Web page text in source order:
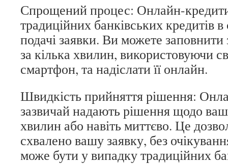
Спрощений процес: Онлайн-кредити
традиційних банківських кредитів
подачі заявки. Ви можете
за кілька хвилин, використовуючи
смартфон, та надіслати її онлайн.
Швидкість прийняття рішення:
зазвичай надають рішення щодо
хвилин або навіть миттєво. Це
схвалено вашу заявку, без
може бути у випадку традиційних